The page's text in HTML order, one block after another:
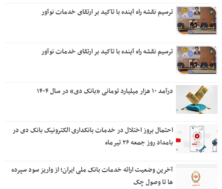
ترسیم نقشه راه آینده با تاکید بر ارتقای خدمات نوآور
ترسیم نقشه راه آینده با تاکید بر ارتقای خدمات نوآور
درآمد ۱۰ هزار میلیارد تومانی «بانک دی» در سال ۱۴۰۴
احتمال بروز اختلال در خدمات بانکداری الکترونیک بانک دی در
بامداد روز جمعه ۲۶ تیرماه
آخرین وضعیت ارائه خدمات بانک ملی ایران؛ از واریز سود سپرده
ها تا وصول چک